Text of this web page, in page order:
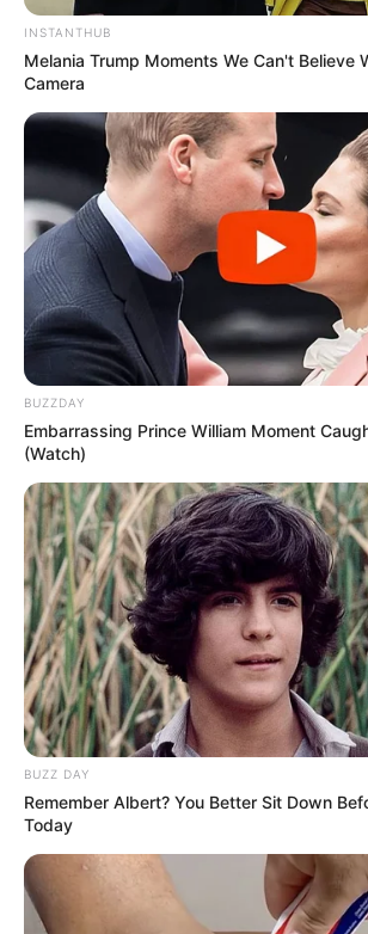
INSTANTHUB
Melania Trump Moments We Can't Believe
Camera
BUZZDAY
Embarrassing Prince William Moment
(Watch)
BUZZ DAY
Remember Albert? You Better Sit Down
Today